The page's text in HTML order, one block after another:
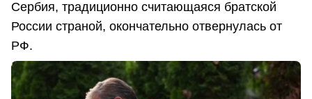
Сербия, традиционно считающаяся братской
России страной, окончательно отвернулась от
РФ.